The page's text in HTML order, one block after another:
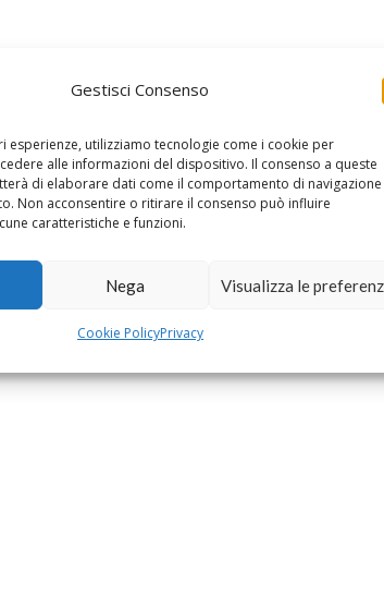
Gestisci Consenso
esperienze, utilizziamo tecnologie come i cookie per
alle informazioni del dispositivo. Il consenso a queste
di elaborare dati come il comportamento di
Non acconsentire o ritirare il consenso può influire
caratteristiche e funzioni.
Nega Visualizza le
Cookie PolicyPrivacy